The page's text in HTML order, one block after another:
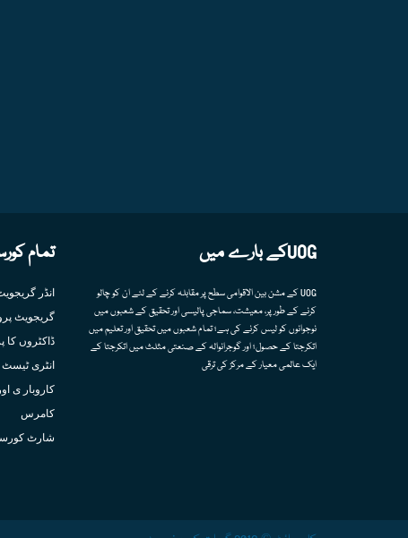
UOGکے بارے میں
UOG کے مشن بین الاقوامی سطح پر مقابلہ کرنے کے لئے ان کو چالو
کرنے کے طور پر، معیشت، سماجی پالیسی اور تحقیق کے شعبوں میں
نوجوانوں کو لیس کرنے کی ہے؛ تمام شعبوں میں تحقیق اور تعلیم میں
اتکرجتا کے حصول؛ اور گوجرانوالہ کے صنعتی مثلث میں اتکرجتا کے
ایک عالمی معیار کے مرکز کی ترقی
تمام
انڈر
گریجویٹ
ڈاکٹروں کا
انٹری ٹیسٹ
کاروبار ی
کامرس
شارٹ